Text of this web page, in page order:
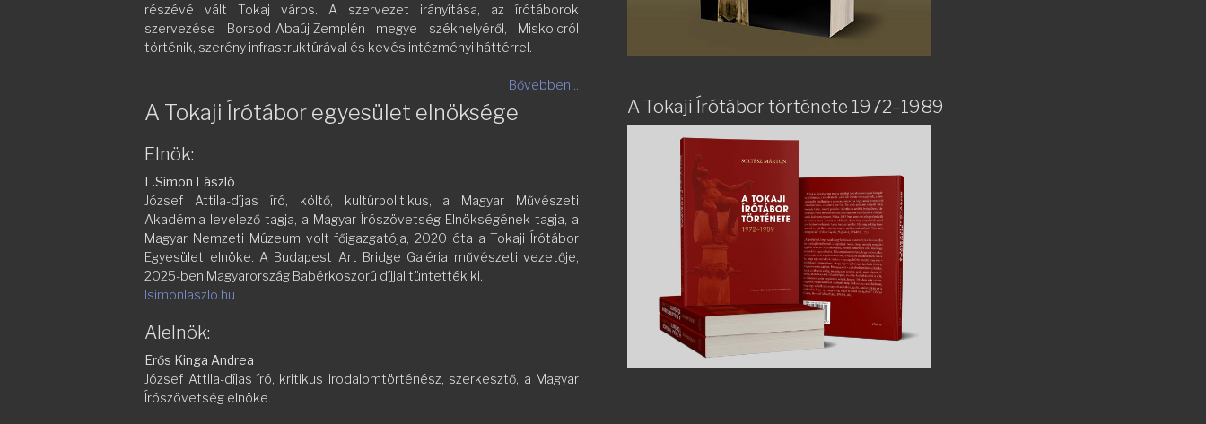
részévé vált Tokaj város. A szervezet irányítása, az írótáborok
szervezése Borsod-Abaúj-Zemplén megye székhelyéről, Miskolcról
történik, szerény infrastruktúrával és kevés intézményi háttérrel.
Bővebben...
A Tokaji Írótábor egyesület elnöksége
Elnök:
L.Simon László
József Attila-díjas író, költő, kultúrpolitikus, a Magyar Művészeti
Akadémia levelező tagja, a Magyar Írószövetség Elnökségének tagja, a
Magyar Nemzeti Múzeum volt főigazgatója, 2020 óta a Tokaji Írótábor
Egyesület elnöke. A Budapest Art Bridge Galéria művészeti vezetője,
2025-ben Magyarország Babérkoszorú díjjal tüntették ki.
lsimonlaszlo.hu
Alelnök:
Erős Kinga Andrea
József Attila-díjas író, kritikus irodalomtörténész, szerkesztő, a Magyar
Írószövetség elnöke.
A Tokaji Írótábor története 1972–1989